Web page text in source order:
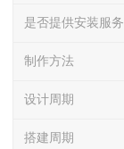
是否提供安装服务
制作方法
设计周期
搭建周期